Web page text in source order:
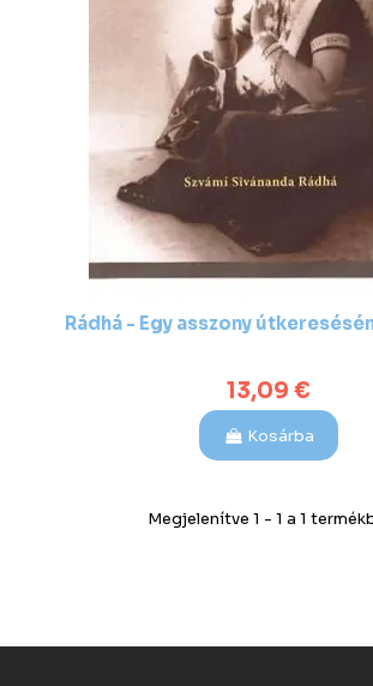
Rádhá - Egy asszony
13,09 €
Kosárba
Megjelenítve 1 - 1 a 1